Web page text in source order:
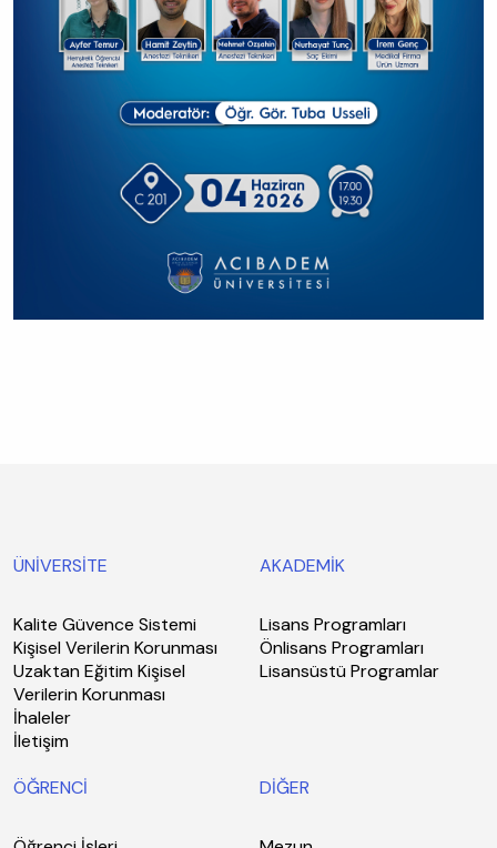
ÜNİVERSİTE
Kalite Güvence Sistemi
Kişisel Verilerin Korunması
Uzaktan Eğitim Kişisel
Verilerin Korunması
İhaleler
İletişim
AKADEMİK
Lisans Programları
Önlisans Programları
Lisansüstü Programlar
ÖĞRENCİ DİĞER